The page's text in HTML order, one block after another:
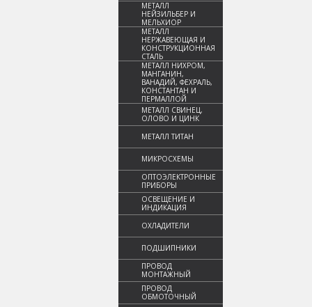
МЕТАЛЛ
НЕЙЗИЛЬБЕР И
МЕЛЬХИОР
МЕТАЛЛ
НЕРЖАВЕЮЩАЯ И
КОНСТРУКЦИОННАЯ
СТАЛЬ
МЕТАЛЛ НИХРОМ,
МАНГАНИН,
ВАНАДИЙ, ФЕХРАЛЬ,
КОНСТАНТАН И
ПЕРМАЛЛОЙ
МЕТАЛЛ СВИНЕЦ,
ОЛОВО И ЦИНК
МЕТАЛЛ ТИТАН
МИКРОСХЕМЫ
ОПТОЭЛЕКТРОННЫЕ
ПРИБОРЫ
ОСВЕЩЕНИЕ И
ИНДИКАЦИЯ
ОХЛАДИТЕЛИ
ПОДШИПНИКИ
ПРОВОД
МОНТАЖНЫЙ
ПРОВОД
ОБМОТОЧНЫЙ